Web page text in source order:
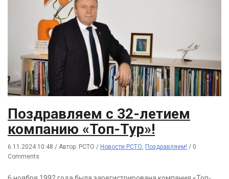
Поздравляем с 32-летием
компанию «Топ-Тур»!
6.11.2024 10:48 / Автор: РСТО / Новости РСТО, Поздравляем! / 0
Comments